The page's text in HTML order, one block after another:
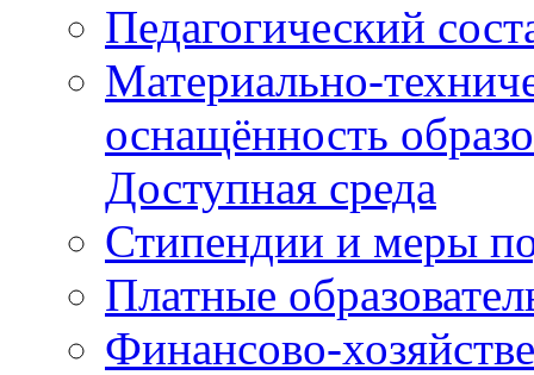
Педагогический
Материально-
оснащённость
Доступная среда
Стипендии и меры
Платные
Финансово-